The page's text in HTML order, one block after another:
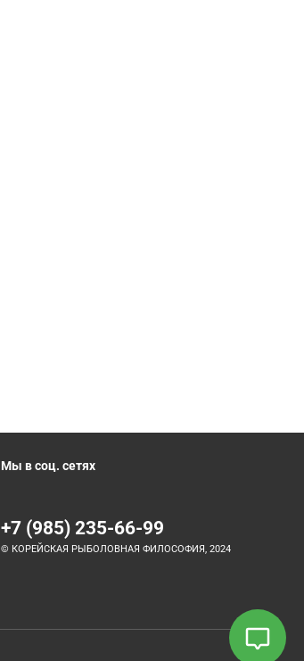
Мы в соц. сетях
+7 (985) 235-66-99
© КОРЕЙСКАЯ РЫБОЛОВНАЯ ФИЛОСОФИЯ, 2024